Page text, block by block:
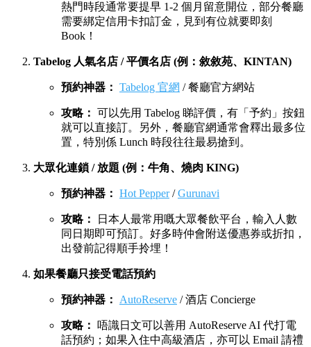
熱門時段通常要提早 1-2 個月留意開位，部分餐廳
需要綁定信用卡扣訂金，見到有位就要即刻
Book！
Tabelog 人氣名店 / 平價名店 (例：敘敘苑、KINTAN)
預約神器： Tabelog 官網 / 餐廳官方網站
攻略： 可以先用 Tabelog 睇評價，有「予約」按鈕
就可以直接訂。另外，餐廳官網通常會釋出最多位
置，特別係 Lunch 時段往往最易搶到。
大眾化連鎖 / 放題 (例：牛角、燒肉 KING)
預約神器： Hot Pepper/Gurunavi
攻略：
日本人最常用嘅大眾餐飲平台，輸入人數
同日期即可預訂。好多時仲會附送優惠券或折扣，
出發前記得順手拎埋！
如果餐廳只接受電話預約
預約神器： AutoReserve / 酒店 Concierge
攻略： 唔識日文可以善用 AutoReserve AI 代打電
話預約；如果入住中高級酒店，亦可以 Email 請禮